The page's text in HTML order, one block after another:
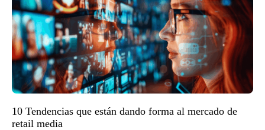
10 Tendencias que están dando forma al mercado de
retail media